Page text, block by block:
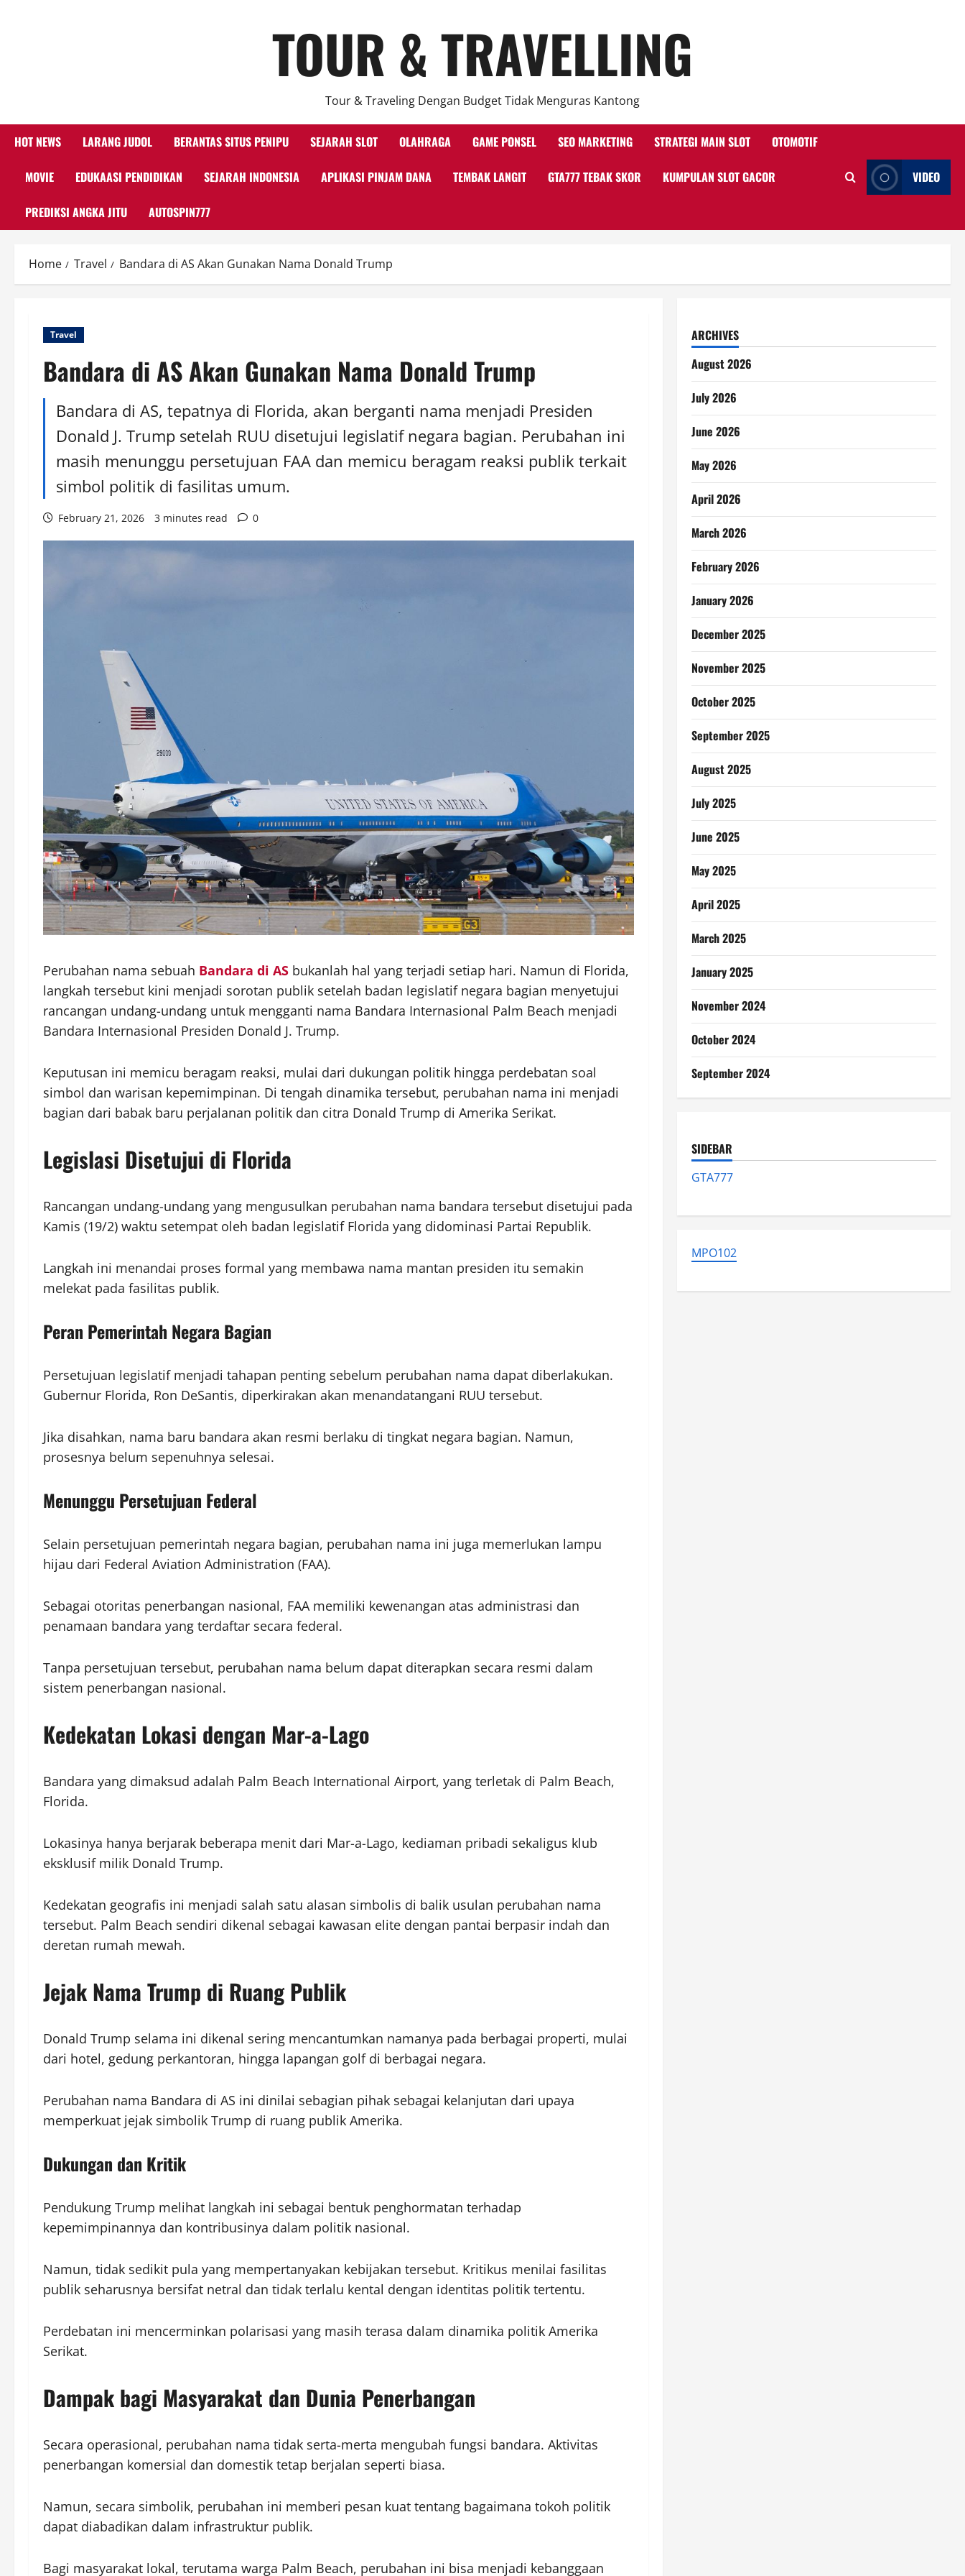
TOUR & TRAVELLING
Tour & Traveling Dengan Budget Tidak Menguras Kantong
HOT NEWS LARANG JUDOL BERANTAS SITUS PENIPU SEJARAH SLOT OLAHRAGA GAME PONSEL SEO MARKETING STRATEGI MAIN SLOT OTOMOTIF
MOVIE EDUKAASI PENDIDIKAN SEJARAH INDONESIA APLIKASI PINJAM DANA TEMBAK LANGIT GTA777 TEBAK SKOR KUMPULAN SLOT GACOR
PREDIKSI ANGKA JITU AUTOSPIN777
VIDEO
Home Travel Bandara di AS Akan Gunakan Nama Donald Trump
Travel
Bandara di AS Akan Gunakan Nama Donald Trump
Bandara di AS, tepatnya di Florida, akan berganti nama menjadi Presiden
Donald J. Trump setelah RUU disetujui legislatif negara bagian. Perubahan ini
masih menunggu persetujuan FAA dan memicu beragam reaksi publik terkait
simbol politik di fasilitas umum.
February 21, 2026 3 minutes read 0
Perubahan nama sebuah Bandara di AS bukanlah hal yang terjadi setiap hari. Namun di Florida,
langkah tersebut kini menjadi sorotan publik setelah badan legislatif negara bagian menyetujui
rancangan undang-undang untuk mengganti nama Bandara Internasional Palm Beach menjadi
Bandara Internasional Presiden Donald J. Trump.
Keputusan ini memicu beragam reaksi, mulai dari dukungan politik hingga perdebatan soal
simbol dan warisan kepemimpinan. Di tengah dinamika tersebut, perubahan nama ini menjadi
bagian dari babak baru perjalanan politik dan citra Donald Trump di Amerika Serikat.
Legislasi Disetujui di Florida
Rancangan undang-undang yang mengusulkan perubahan nama bandara tersebut disetujui pada
Kamis (19/2) waktu setempat oleh badan legislatif Florida yang didominasi Partai Republik.
Langkah ini menandai proses formal yang membawa nama mantan presiden itu semakin
melekat pada fasilitas publik.
Peran Pemerintah Negara Bagian
Persetujuan legislatif menjadi tahapan penting sebelum perubahan nama dapat diberlakukan.
Gubernur Florida, Ron DeSantis, diperkirakan akan menandatangani RUU tersebut.
Jika disahkan, nama baru bandara akan resmi berlaku di tingkat negara bagian. Namun,
prosesnya belum sepenuhnya selesai.
Menunggu Persetujuan Federal
Selain persetujuan pemerintah negara bagian, perubahan nama ini juga memerlukan lampu
hijau dari Federal Aviation Administration (FAA).
Sebagai otoritas penerbangan nasional, FAA memiliki kewenangan atas administrasi dan
penamaan bandara yang terdaftar secara federal.
Tanpa persetujuan tersebut, perubahan nama belum dapat diterapkan secara resmi dalam
sistem penerbangan nasional.
Kedekatan Lokasi dengan Mar-a-Lago
Bandara yang dimaksud adalah Palm Beach International Airport, yang terletak di Palm Beach,
Florida.
Lokasinya hanya berjarak beberapa menit dari Mar-a-Lago, kediaman pribadi sekaligus klub
eksklusif milik Donald Trump.
Kedekatan geografis ini menjadi salah satu alasan simbolis di balik usulan perubahan nama
tersebut. Palm Beach sendiri dikenal sebagai kawasan elite dengan pantai berpasir indah dan
deretan rumah mewah.
Jejak Nama Trump di Ruang Publik
Donald Trump selama ini dikenal sering mencantumkan namanya pada berbagai properti, mulai
dari hotel, gedung perkantoran, hingga lapangan golf di berbagai negara.
Perubahan nama Bandara di AS ini dinilai sebagian pihak sebagai kelanjutan dari upaya
memperkuat jejak simbolik Trump di ruang publik Amerika.
Dukungan dan Kritik
Pendukung Trump melihat langkah ini sebagai bentuk penghormatan terhadap
kepemimpinannya dan kontribusinya dalam politik nasional.
Namun, tidak sedikit pula yang mempertanyakan kebijakan tersebut. Kritikus menilai fasilitas
publik seharusnya bersifat netral dan tidak terlalu kental dengan identitas politik tertentu.
Perdebatan ini mencerminkan polarisasi yang masih terasa dalam dinamika politik Amerika
Serikat.
Dampak bagi Masyarakat dan Dunia Penerbangan
Secara operasional, perubahan nama tidak serta-merta mengubah fungsi bandara. Aktivitas
penerbangan komersial dan domestik tetap berjalan seperti biasa.
Namun, secara simbolik, perubahan ini memberi pesan kuat tentang bagaimana tokoh politik
dapat diabadikan dalam infrastruktur publik.
Bagi masyarakat lokal, terutama warga Palm Beach, perubahan ini bisa menjadi kebanggaan
ARCHIVES
August 2026
July 2026
June 2026
May 2026
April 2026
March 2026
February 2026
January 2026
December 2025
November 2025
October 2025
September 2025
August 2025
July 2025
June 2025
May 2025
April 2025
March 2025
January 2025
November 2024
October 2024
September 2024
SIDEBAR
GTA777
MPO102